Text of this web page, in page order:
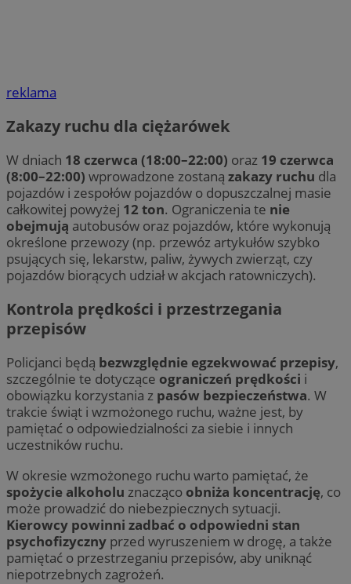
reklama
Zakazy ruchu dla ciężarówek
W dniach 18 czerwca (18:00–22:00) oraz 19 czerwca
(8:00–22:00) wprowadzone zostaną zakazy ruchu dla
pojazdów i zespołów pojazdów o dopuszczalnej masie
całkowitej powyżej 12 ton. Ograniczenia te nie
obejmują autobusów oraz pojazdów, które wykonują
określone przewozy (np. przewóz artykułów szybko
psujących się, lekarstw, paliw, żywych zwierząt, czy
pojazdów biorących udział w akcjach ratowniczych).
Kontrola prędkości i przestrzegania
przepisów
Policjanci będą bezwzględnie egzekwować przepisy,
szczególnie te dotyczące ograniczeń prędkości i
obowiązku korzystania z pasów bezpieczeństwa. W
trakcie świąt i wzmożonego ruchu, ważne jest, by
pamiętać o odpowiedzialności za siebie i innych
uczestników ruchu.
W okresie wzmożonego ruchu warto pamiętać, że
spożycie alkoholu znacząco obniża koncentrację, co
może prowadzić do niebezpiecznych sytuacji.
Kierowcy powinni zadbać o odpowiedni stan
psychofizyczny przed wyruszeniem w drogę, a także
pamiętać o przestrzeganiu przepisów, aby uniknąć
niepotrzebnych zagrożeń.